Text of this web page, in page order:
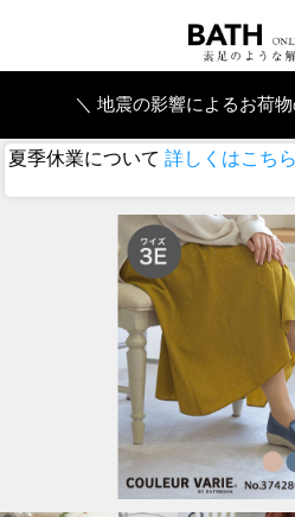
＼ 地震の影響によるお荷
夏季休業について 詳しくはこち